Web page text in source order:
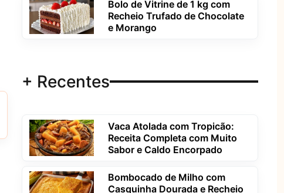
Bolo de Vitrine de 1 kg com
Recheio Trufado de Chocolate
e Morango
+ Recentes
Vaca Atolada com Tropicão:
Receita Completa com Muito
Sabor e Caldo Encorpado
Bombocado de Milho com
Casquinha Dourada e Recheio